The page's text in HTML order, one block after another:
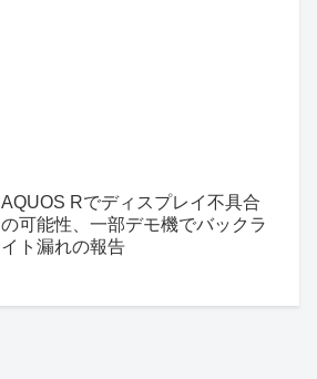
AQUOS Rでディスプレイ不具合
の可能性、一部デモ機でバックラ
イト漏れの報告